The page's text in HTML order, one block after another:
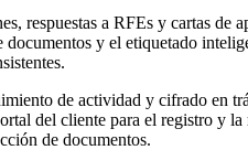
a RFEs y cartas de
y el etiquetado
de actividad y cifrado en
del cliente para el registro y
de documentos.